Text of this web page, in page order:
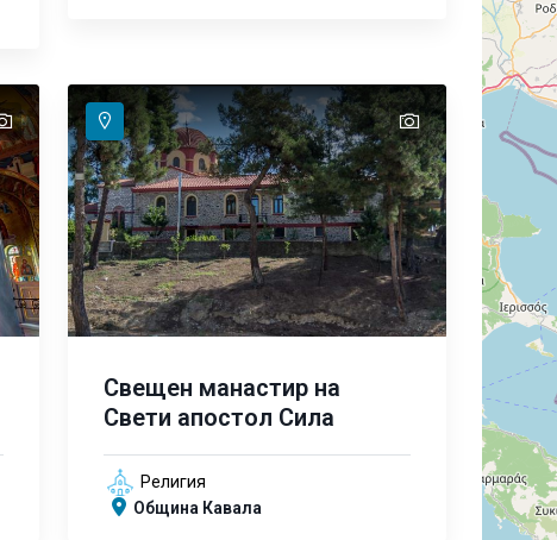
text
text
text
text text
Свещен манастир на
Свети апостол Сила
Религия
Община Кавала